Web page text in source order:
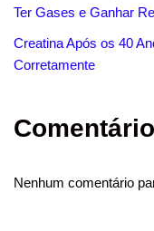
Ter Gases e Ganhar
Creatina Após os 40
Corretamente
Nenhum comentário